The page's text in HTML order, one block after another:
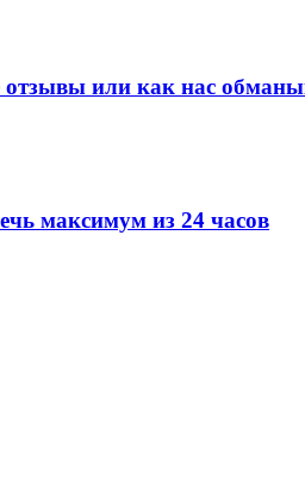
или как нас
максимум из 24 часов